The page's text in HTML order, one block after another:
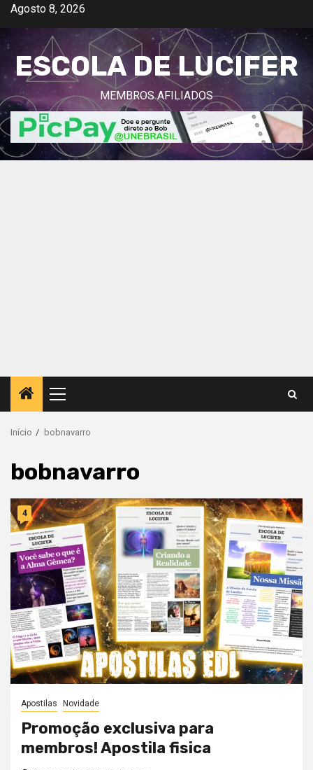
Avançar
o
conteúdo
Agosto 8, 2026
ESCOLA DE LUCIFER
MEMBROS AFILIADOS
Menu
principal
Início bobnavarro
bobnavarro
4
Apostilas Novidade
Promoção exclusiva para
membros! Apostila fisica